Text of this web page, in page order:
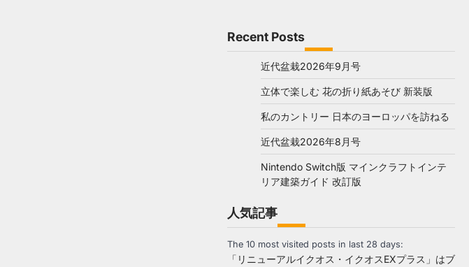
Recent Posts
近代盆栽2026年9月号
立体で楽しむ 花の折り紙あそび 新装版
私のカントリー 日本のヨーロッパを訪ねる
近代盆栽2026年8月号
Nintendo Switch版 マインクラフトインテ
リア建築ガイド 改訂版
人気記事
The 10 most visited posts in last 28 days:
「リニューアルイクオス・イクオスEXプラス」はブ